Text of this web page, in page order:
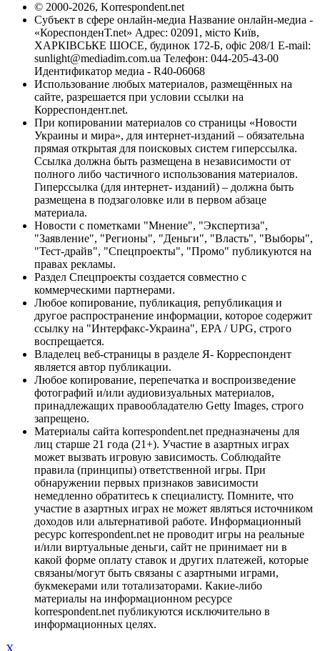
© 2000-2026, Korrespondent.net
Субъект в сфере онлайн-медиа Название онлайн-медиа -
«КореспонденТ.net» Адрес: 02091, місто Київ,
ХАРКІВСЬКЕ ШОСЕ, будинок 172-Б, офіс 208/1 E-mail:
sunlight@mediadim.com.ua Телефон: 044-205-43-00
Идентификатор медиа - R40-06068
Использование любых материалов, размещённых на
сайте, разрешается при условии ссылки на
Корреспондент.net.
При копировании материалов со страницы «Новости
Украины и мира», для интернет-изданий – обязательна
прямая открытая для поисковых систем гиперссылка.
Ссылка должна быть размещена в независимости от
полного либо частичного использования материалов.
Гиперссылка (для интернет- изданий) – должна быть
размещена в подзаголовке или в первом абзаце
материала.
Новости с пометками "Мнение", "Экспертиза",
"Заявление", "Регионы", "Деньги", "Власть", "Выборы",
"Тест-драйв", "Спецпроекты", "Промо" публикуются на
правах рекламы.
Раздел Спецпроекты создается совместно с
коммерческими партнерами.
Любое копирование, публикация, републикация и
другое распространение информации, которое содержит
ссылку на "Интерфакс-Украина", EPA / UPG, строго
воспрещается.
Владелец веб-страницы в разделе Я- Корреспондент
является автор публикации.
Любое копирование, перепечатка и воспроизведение
фотографий и/или аудиовизуальных материалов,
принадлежащих правообладателю Getty Images, строго
запрещено.
Материалы сайта korrespondent.net предназначены для
лиц старше 21 года (21+). Участие в азартных играх
может вызвать игровую зависимость. Соблюдайте
правила (принципы) ответственной игры. При
обнаружении первых признаков зависимости
немедленно обратитесь к специалисту. Помните, что
участие в азартных играх не может являться источником
доходов или альтернативой работе. Информационный
ресурс korrespondent.net не проводит игры на реальные
и/или виртуальные деньги, сайт не принимает ни в
какой форме оплату ставок и других платежей, которые
связаны/могут быть связаны с азартными играми,
букмекерами или тотализаторами. Какие-либо
материалы на информационном ресурсе
korrespondent.net публикуются исключительно в
информационных целях.